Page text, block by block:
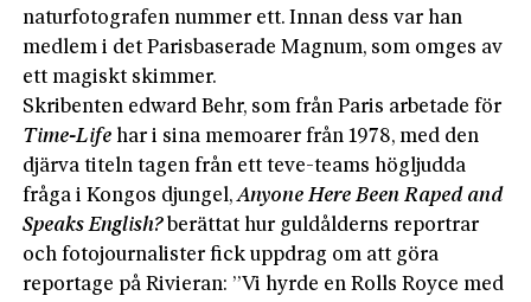
naturfotografen nummer ett. Innan dess var han
medlem i det Parisbaserade Magnum, som omges av
ett magiskt skimmer.
Skribenten edward Behr, som från Paris arbetade för
Time-Life har i sina memoarer från 1978, med den
djärva titeln tagen från ett teve-teams högljudda
fråga i Kongos djungel,Anyone Here Been Raped and
Speaks English?berättat hur guldålderns reportrar
och fotojournalister fick uppdrag om att göra
reportage på Rivieran: ”Vi hyrde en Rolls Royce med